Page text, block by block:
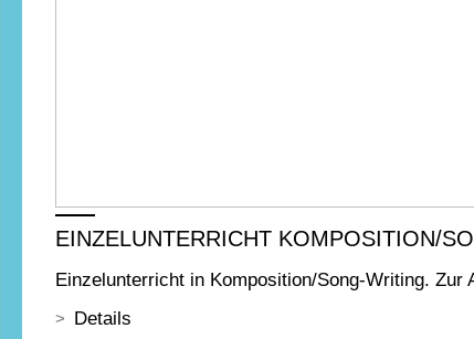
EINZELUNTERRICHT KOMPOSITION/
Einzelunterricht in Komposition/Song-Writing. Zur
Details